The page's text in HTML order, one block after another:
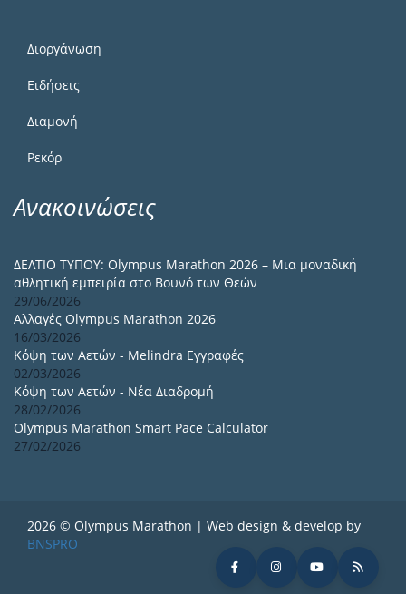
Διοργάνωση
Ειδήσεις
Διαμονή
Ρεκόρ
Ανακοινώσεις
ΔΕΛΤΙΟ ΤΥΠΟΥ: Olympus Marathon 2026 – Μια μοναδική
αθλητική εμπειρία στο Βουνό των Θεών
29/06/2026
Αλλαγές Olympus Marathon 2026
16/03/2026
Κόψη των Αετών - Melindra Εγγραφές
02/03/2026
Κόψη των Αετών - Νέα Διαδρομή
28/02/2026
Olympus Marathon Smart Pace Calculator
27/02/2026
2026 © Olympus Marathon | Web design & develop by
BNSPRO